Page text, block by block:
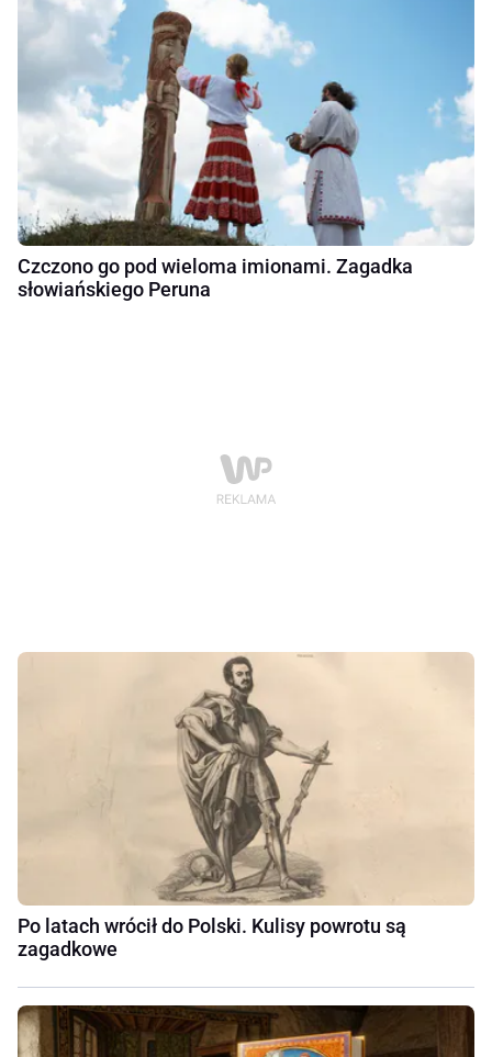
Czczono go pod wieloma imionami. Zagadka
słowiańskiego Peruna
Po latach wrócił do Polski. Kulisy powrotu są
zagadkowe